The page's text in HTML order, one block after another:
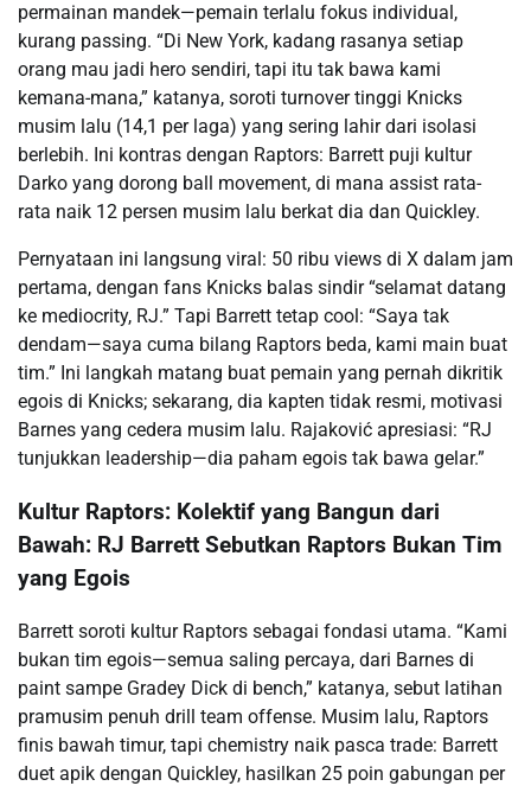
permainan mandek—pemain terlalu fokus individual,
kurang passing. “Di New York, kadang rasanya setiap
orang mau jadi hero sendiri, tapi itu tak bawa kami
kemana-mana,” katanya, soroti turnover tinggi Knicks
musim lalu (14,1 per laga) yang sering lahir dari isolasi
berlebih. Ini kontras dengan Raptors: Barrett puji kultur
Darko yang dorong ball movement, di mana assist rata-
rata naik 12 persen musim lalu berkat dia dan Quickley.
Pernyataan ini langsung viral: 50 ribu views di X dalam jam
pertama, dengan fans Knicks balas sindir “selamat datang
ke mediocrity, RJ.” Tapi Barrett tetap cool: “Saya tak
dendam—saya cuma bilang Raptors beda, kami main buat
tim.” Ini langkah matang buat pemain yang pernah dikritik
egois di Knicks; sekarang, dia kapten tidak resmi, motivasi
Barnes yang cedera musim lalu. Rajaković apresiasi: “RJ
tunjukkan leadership—dia paham egois tak bawa gelar.”
Kultur Raptors: Kolektif yang Bangun dari
Bawah: RJ Barrett Sebutkan Raptors Bukan Tim
yang Egois
Barrett soroti kultur Raptors sebagai fondasi utama. “Kami
bukan tim egois—semua saling percaya, dari Barnes di
paint sampe Gradey Dick di bench,” katanya, sebut latihan
pramusim penuh drill team offense. Musim lalu, Raptors
finis bawah timur, tapi chemistry naik pasca trade: Barrett
duet apik dengan Quickley, hasilkan 25 poin gabungan per